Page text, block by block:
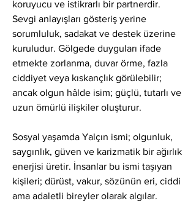
koruyucu ve istikrarlı bir partnerdir.
Sevgi anlayışları gösteriş yerine
sorumluluk, sadakat ve destek üzerine
kuruludur. Gölgede duyguları ifade
etmekte zorlanma, duvar örme, fazla
ciddiyet veya kıskançlık görülebilir;
ancak olgun hâlde isim; güçlü, tutarlı ve
uzun ömürlü ilişkiler oluşturur.
Sosyal yaşamda Yalçın ismi; olgunluk,
saygınlık, güven ve karizmatik bir ağırlık
enerjisi üretir. İnsanlar bu ismi taşıyan
kişileri; dürüst, vakur, sözünün eri, ciddi
ama adaletli bireyler olarak algılar.